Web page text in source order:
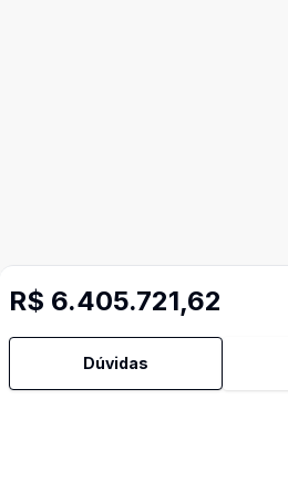
R$ 6.405.721,62
Dúvidas